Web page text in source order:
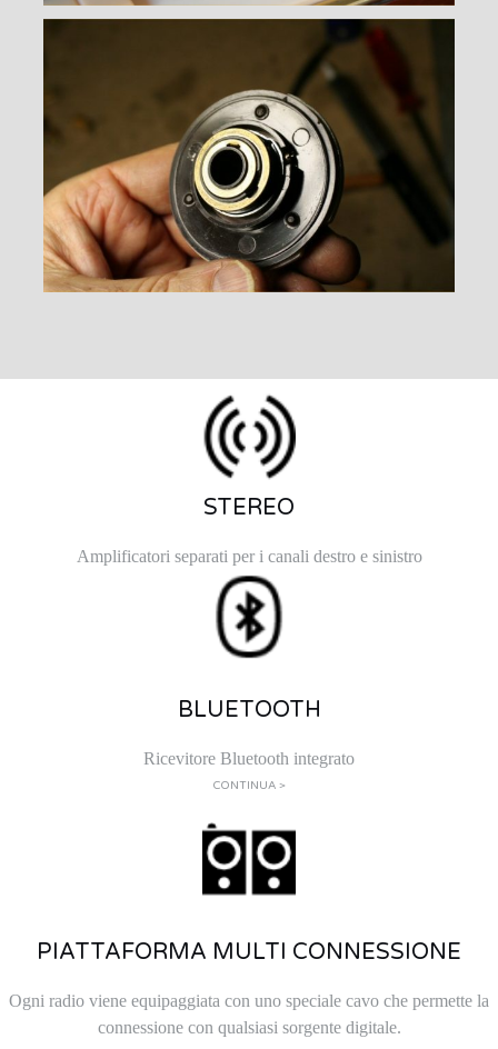
STEREO
Amplificatori separati per i canali destro e sinistro
BLUETOOTH
Ricevitore Bluetooth integrato
CONTINUA >
PIATTAFORMA MULTI CONNESSIONE
Ogni radio viene equipaggiata con uno speciale cavo che permette la
connessione con qualsiasi sorgente digitale.